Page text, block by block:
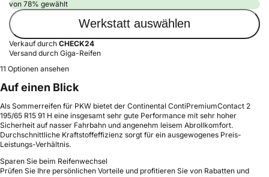
von 78% gewählt
Werkstatt auswählen
Verkauf durch CHECK24
Versand durch Giga-Reifen
11 Optionen ansehen
Auf einen Blick
Als Sommerreifen für PKW bietet der Continental ContiPremiumContact 2
195/65 R15 91 H eine insgesamt sehr gute Performance mit sehr hoher
Sicherheit auf nasser Fahrbahn und angenehm leisem Abrollkomfort.
Durchschnittliche Kraftstoffeffizienz sorgt für ein ausgewogenes Preis-
Leistungs-Verhältnis.
Sparen Sie beim Reifenwechsel
Prüfen Sie Ihre persönlichen Vorteile und profitieren Sie von Rabatten und